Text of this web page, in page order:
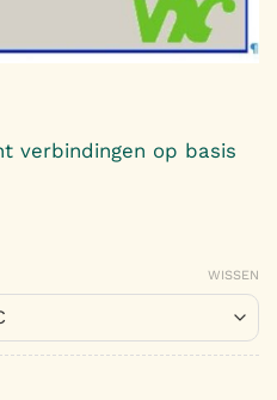
€50,00
verbindingen op basis
WISSEN